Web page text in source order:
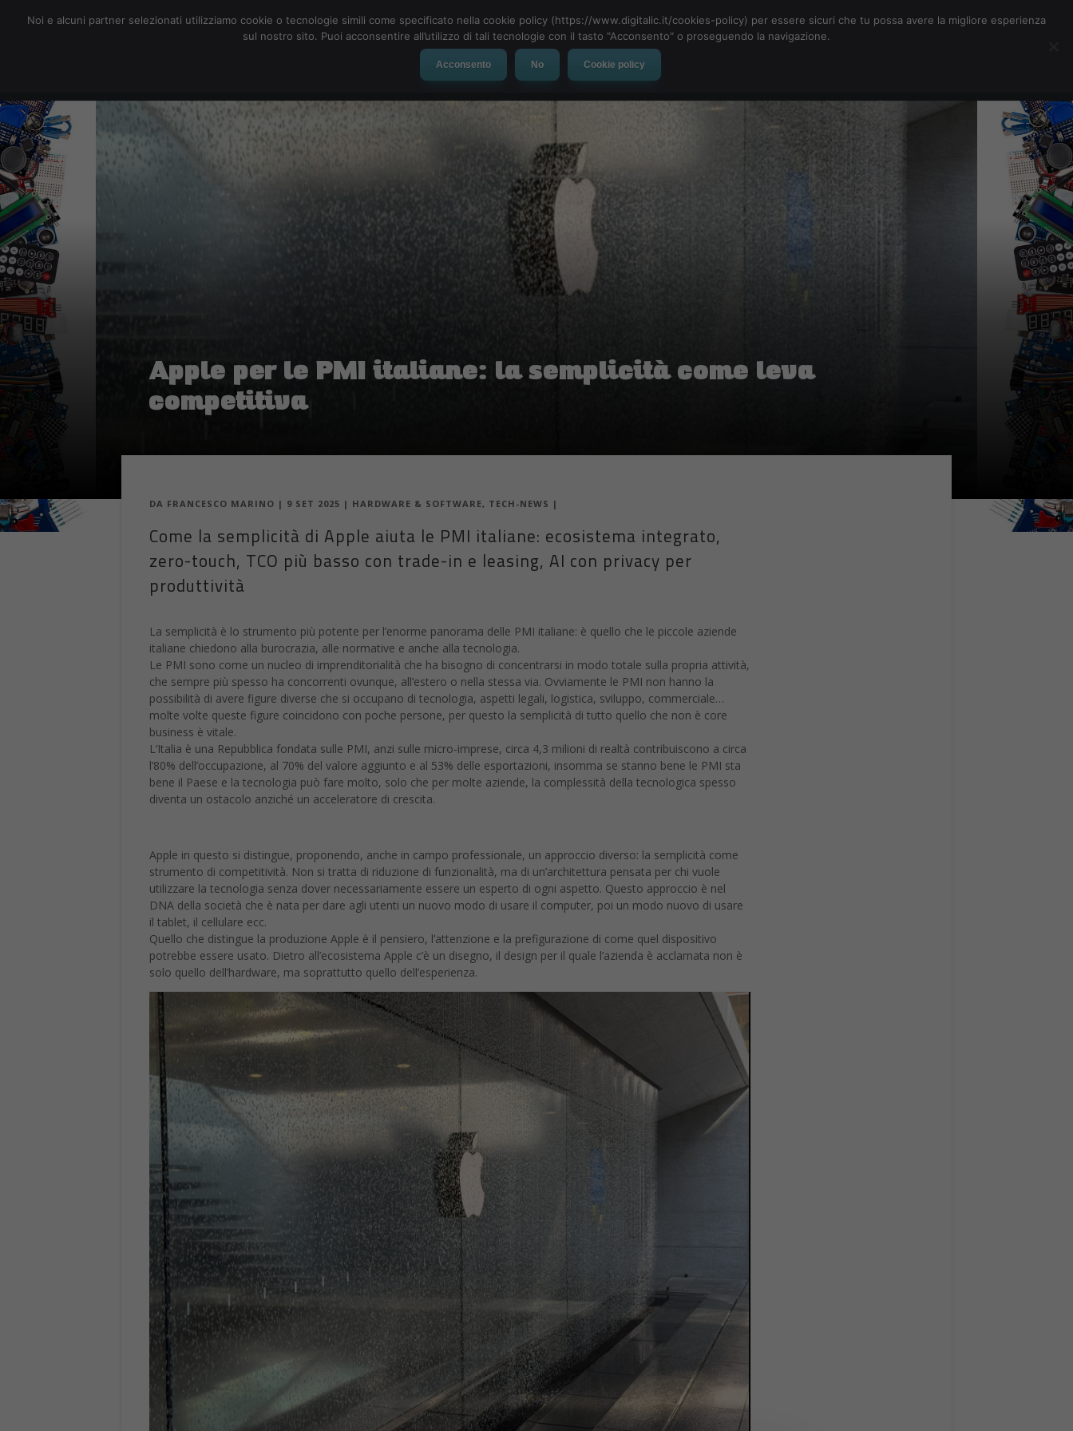
Social Network App Automotive Tech-News
Apple per le PMI italiane: la semplicità come leva
competitiva
DA FRANCESCO MARINO | 9 SET 2025 | HARDWARE & SOFTWARE TECH-NEWS |
Come la semplicità di Apple aiuta le PMI italiane: ecosistema integrato,
zero-touch, TCO più basso con trade-in e leasing, AI con privacy per
produttività
La semplicità è lo strumento più potente per l’enorme panorama delle PMI italiane: è quello che le piccole aziende
italiane chiedono alla burocrazia, alle normative e anche alla tecnologia.
Le PMI sono come un nucleo di imprenditorialità che ha bisogno di concentrarsi in modo totale sulla propria attività,
che sempre più spesso ha concorrenti ovunque, all’estero o nella stessa via. Ovviamente le PMI non hanno la
possibilità di avere figure diverse che si occupano di tecnologia, aspetti legali, logistica, sviluppo, commerciale…
molte volte queste figure coincidono con poche persone, per questo la semplicità di tutto quello che non è core
business è vitale.
L’Italia è una Repubblica fondata sulle PMI, anzi sulle micro-imprese, circa 4,3 milioni di realtà contribuiscono a circa
l’80% dell’occupazione, al 70% del valore aggiunto e al 53% delle esportazioni, insomma se stanno bene le PMI sta
bene il Paese e la tecnologia può fare molto, solo che per molte aziende, la complessità della tecnologica spesso
diventa un ostacolo anziché un acceleratore di crescita.
Apple in questo si distingue, proponendo, anche in campo professionale, un approccio diverso: la semplicità come
strumento di competitività. Non si tratta di riduzione di funzionalità, ma di un’architettura pensata per chi vuole
utilizzare la tecnologia senza dover necessariamente essere un esperto di ogni aspetto. Questo approccio è nel
DNA della società che è nata per dare agli utenti un nuovo modo di usare il computer, poi un modo nuovo di usare
il tablet, il cellulare ecc.
Quello che distingue la produzione Apple è il pensiero, l’attenzione e la prefigurazione di come quel dispositivo
potrebbe essere usato. Dietro all’ecosistema Apple c’è un disegno, il design per il quale l’azienda è acclamata non è
solo quello dell’hardware, ma soprattutto quello dell’esperienza.
Noi e alcuni partner selezionati utilizziamo cookie o tecnologie simili come specificato nella cookie policy (https://www.digitalic.it/cookies-policy) per essere sicuri che tu possa avere la migliore esperienza
sul nostro sito. Puoi acconsentire all’utilizzo di tali tecnologie con il tasto "Acconsento" o proseguendo la navigazione.
Acconsento No Cookie policy